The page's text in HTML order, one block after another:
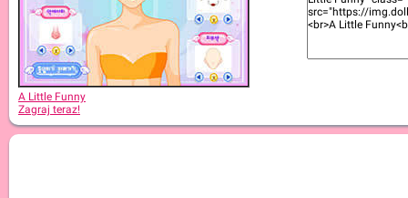
A Little Funny
Zagraj teraz!